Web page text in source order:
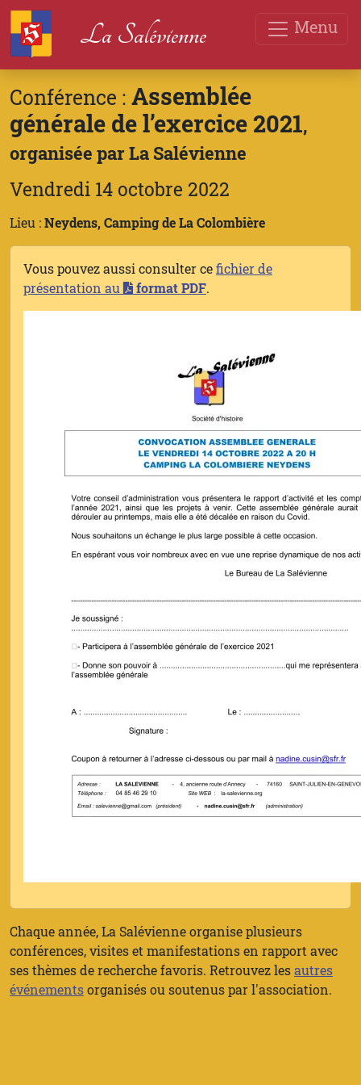
Menu
La Salévienne
Conférence : Assemblée
générale de l’exercice 2021,
organisée par La Salévienne
Vendredi 14 octobre 2022
Lieu :Neydens, Camping de La Colombière
Vous pouvez aussi consulter cefichier de
présentation au
format PDF.
Chaque année, La Salévienne organise plusieurs
conférences, visites et manifestations en rapport avec
ses thèmes de recherche favoris. Retrouvez lesautres
événementsorganisés ou soutenus par l'association.